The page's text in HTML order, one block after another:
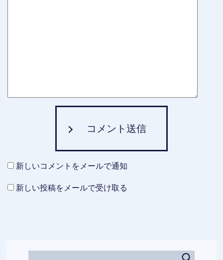
コメント送信
新しいコメントをメールで通知
新しい投稿をメールで受け取る